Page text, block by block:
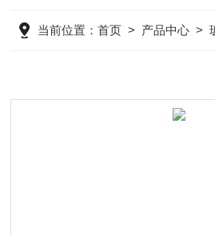
当前位置：首页 > 产品中心 >